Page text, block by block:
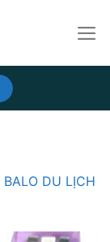
BALO DU LỊCH